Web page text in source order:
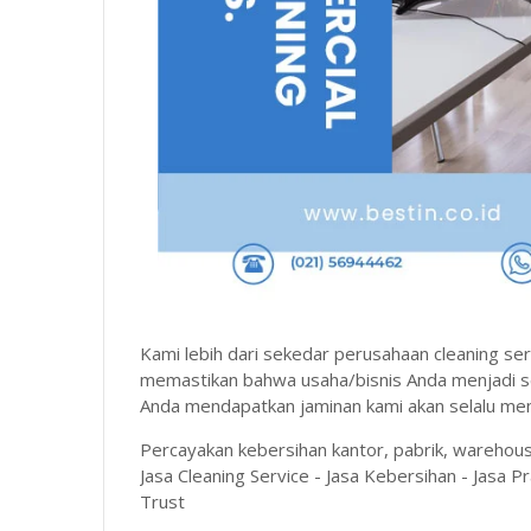
Kami lebih dari sekedar perusahaan cleaning
memastikan bahwa usaha/bisnis Anda menjadi
Anda mendapatkan jaminan kami akan selalu
Percayakan kebersihan kantor, pabrik,
Jasa Cleaning Service - Jasa Kebersihan - Jasa
Trust